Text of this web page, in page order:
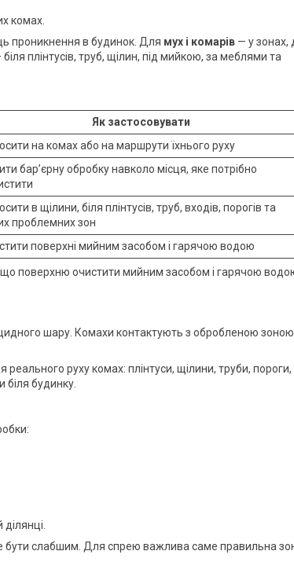
комах.
проникнення в будинок. Для мух і комарів — у зонах,
біля плінтусів, труб, щілин, під мийкою, за меблями та
Як застосовувати
на комах або на маршрути їхнього руху
бар’єрну обробку навколо місця, яке потрібно
в щілини, біля плінтусів, труб, входів, порогів та
проблемних зон
поверхні мийним засобом і гарячою водою
поверхню очистити мийним засобом і гарячою
шару. Комахи контактують з обробленою
руху комах: плінтуси, щілини, труби, пороги,
біля будинку.
бути слабшим. Для спрею важлива саме правильна